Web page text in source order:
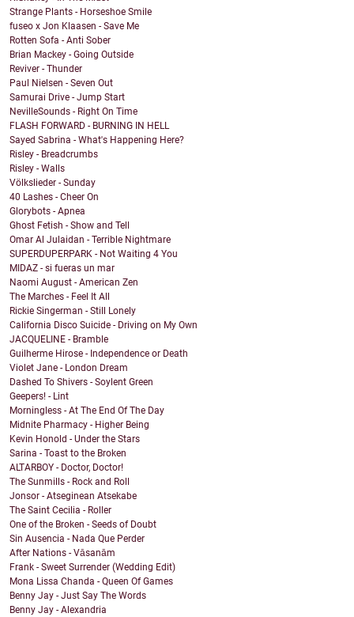
Strange Plants - Horseshoe Smile
fuseo x Jon Klaasen - Save Me
Rotten Sofa - Anti Sober
Brian Mackey - Going Outside
Reviver - Thunder
Paul Nielsen - Seven Out
Samurai Drive - Jump Start
NevilleSounds - Right On Time
FLASH FORWARD - BURNING IN HELL
Sayed Sabrina - What's Happening Here?
Risley - Breadcrumbs
Risley - Walls
Völkslieder - Sunday
40 Lashes - Cheer On
Glorybots - Apnea
Ghost Fetish - Show and Tell
Omar Al Julaidan - Terrible Nightmare
SUPERDUPERPARK - Not Waiting 4 You
MIDAZ - si fueras un mar
Naomi August - American Zen
The Marches - Feel It All
Rickie Singerman - Still Lonely
California Disco Suicide - Driving on My Own
JACQUELINE - Bramble
Guilherme Hirose - Independence or Death
Violet Jane - London Dream
Dashed To Shivers - Soylent Green
Geepers! - Lint
Morningless - At The End Of The Day
Midnite Pharmacy - Higher Being
Kevin Honold - Under the Stars
Sarina - Toast to the Broken
ALTARBOY - Doctor, Doctor!
The Sunmills - Rock and Roll
Jonsor - Atseginean Atsekabe
The Saint Cecilia - Roller
One of the Broken - Seeds of Doubt
Sin Ausencia - Nada Que Perder
After Nations - Vāsanām
Frank - Sweet Surrender (Wedding Edit)
Mona Lissa Chanda - Queen Of Games
Benny Jay - Just Say The Words
Benny Jay - Alexandria